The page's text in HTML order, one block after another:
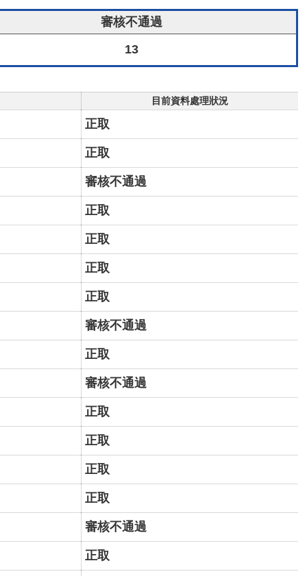
審核不通過
13
目前資料處理狀況
正取
正取
審核不通過
正取
正取
正取
正取
審核不通過
正取
審核不通過
正取
正取
正取
正取
審核不通過
正取